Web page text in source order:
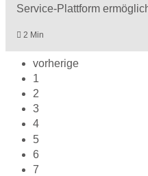
Service-Plattform
2 Min
vorherige
1
2
3
4
5
6
7